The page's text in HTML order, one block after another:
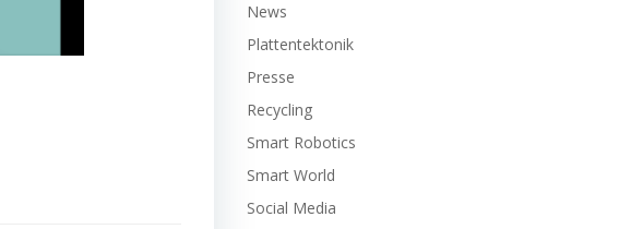
News
Plattentektonik
Presse
Recycling
Smart Robotics
Smart World
Social Media